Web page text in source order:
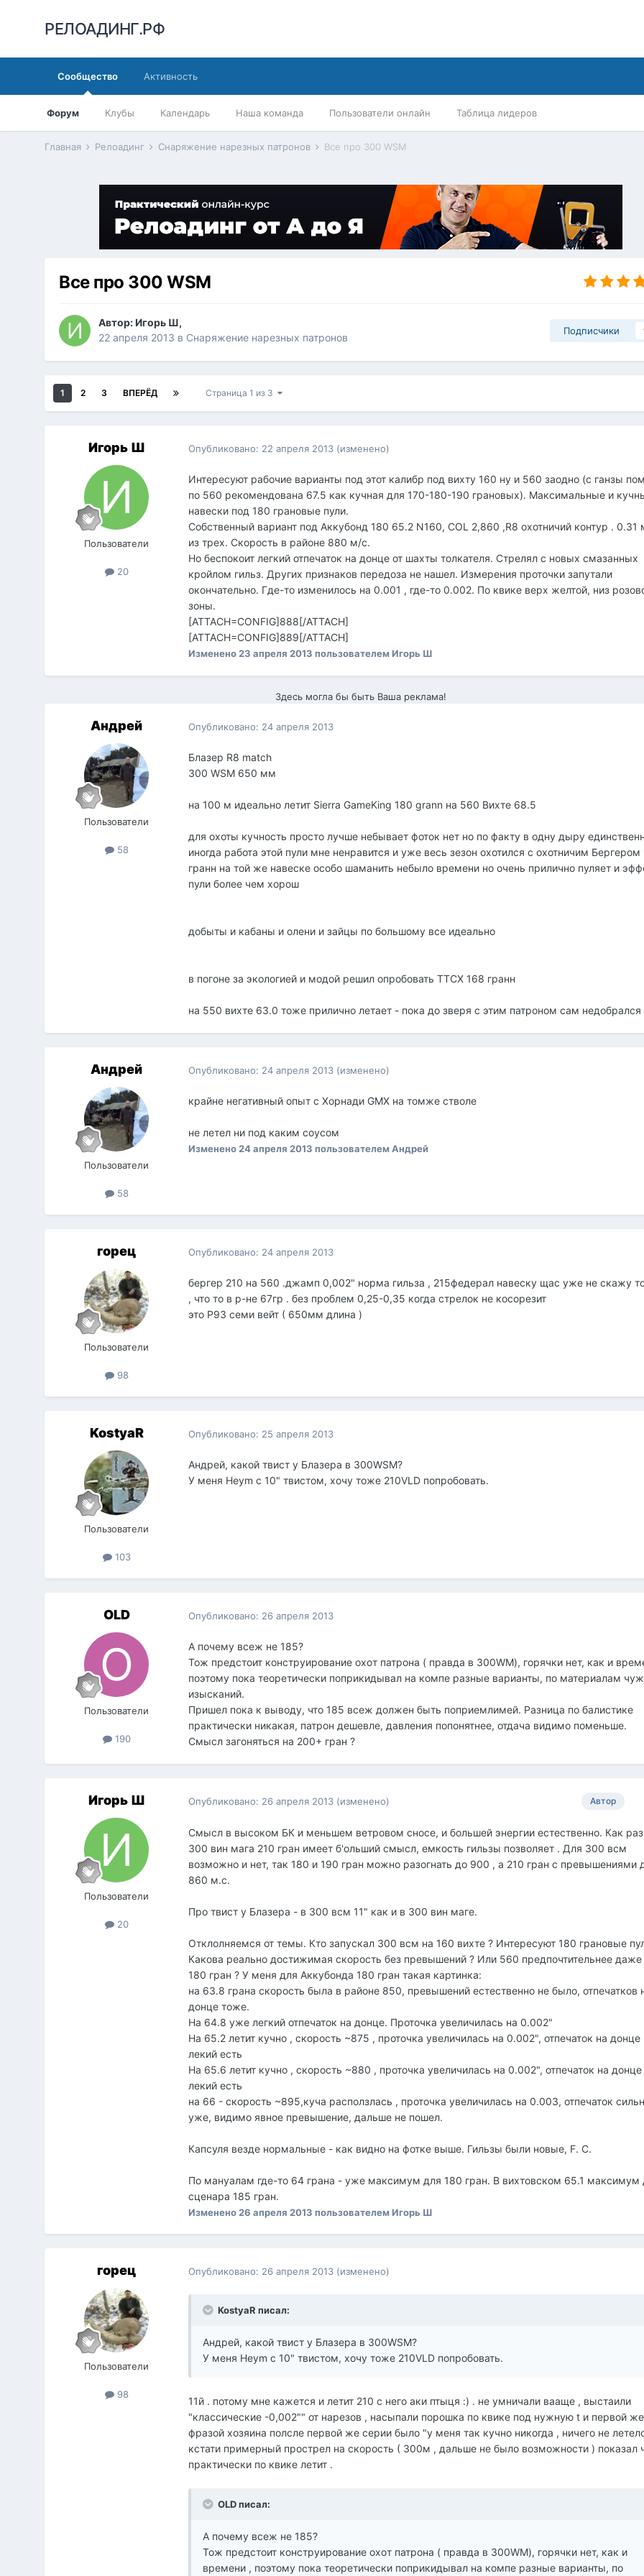
РЕЛОАДИНГ.РФ
Сообщество
Форум Клубы Календарь Наша команда Пользователи онлайн Таблица лидеров
Активность
Главная Релоадинг Снаряжение нарезных патронов Все про 300 WSM
Все про 300 WSM
Автор:Игорь Ш,
22 апреля 2013 в Снаряжение нарезных патронов
Подписчики
1 2 3 ВПЕРЁД Страница 1 из 3
Игорь Ш
Пользователи
20
Опубликовано: 22 апреля 2013 (изменено)
Интересуют рабочие варианты под этот калибр под вихту 160 ну и 560 заодно (с ганзы
по 560 рекомендована 67.5 как кучная для 170-180-190 грановых). Максимальные и
навески под 180 грановые пули.
Собственный вариант под Аккубонд 180 65.2 N160, COL 2,860 ,R8 охотничий контур . 0.31
из трех. Скорость в районе 880 м/с.
Но беспокоит легкий отпечаток на донце от шахты толкателя. Стрелял с новых смазанных
кройлом гильз. Других признаков передоза не нашел. Измерения проточки запутали
окончательно. Где-то изменилось на 0.001 , где-то 0.002. По квике верх желтой, низ
зоны.
[ATTACH=CONFIG]888[/ATTACH]
[ATTACH=CONFIG]889[/ATTACH]
Изменено23 апреля 2013 пользователем Игорь Ш
Здесь могла бы быть Ваша реклама!
Андрей
Пользователи
58
Опубликовано: 24 апреля 2013
Блазер R8 match
300 WSM 650 мм
на 100 м идеально летит Sierra GameKing 180 grann на 560 Вихте 68.5
для охоты кучность просто лучше небывает фоток нет но по факту в одну дыру
иногда работа этой пули мне ненравится и уже весь зезон охотился с охотничим Бергером
гранн на той же навеске особо шаманить небыло времени но очень прилично пуляет и
пули более чем хорош
добыты и кабаны и олени и зайцы по большому все идеально
в погоне за экологией и модой решил опробовать ТТСX 168 гранн
на 550 вихте 63.0 тоже прилично летает - пока до зверя с этим патроном сам недобрался
Андрей
Пользователи
58
Опубликовано: 24 апреля 2013 (изменено)
крайне негативный опыт с Хорнади GMX на томже стволе
не летел ни под каким соусом
Изменено24 апреля 2013 пользователем Андрей
горец
Пользователи
98
Опубликовано: 24 апреля 2013
бергер 210 на 560 .джамп 0,002" норма гильза , 215федерал навеску щас уже не скажу
, что то в р-не 67гр . без проблем 0,25-0,35 когда стрелок не косорезит
это Р93 семи вейт ( 650мм длина )
KostyaR
Пользователи
103
Опубликовано: 25 апреля 2013
Андрей, какой твист у Блазера в 300WSM?
У меня Heym с 10" твистом, хочу тоже 210VLD попробовать.
OLD
Пользователи
190
Опубликовано: 26 апреля 2013
А почему всеж не 185?
Тож предстоит конструирование охoт патрона ( правда в 300WM), горячки нет, как и
поэтому пока теоретически поприкидывал на компе разные варианты, по материалам
изысканий.
Пришел пока к выводу, что 185 всеж должен быть поприемлимей. Разница по балистике
практически никакая, патрон дешевле, давления попонятнее, отдача видимо поменьше.
Смысл загоняться на 200+ гран ?
Игорь Ш
Пользователи
20
Автор
Опубликовано: 26 апреля 2013 (изменено)
Смысл в высоком БК и меньшем ветровом сносе, и большей энергии естественно. Как
300 вин мага 210 гран имеет б'ольший смысл, емкость гильзы позволяет . Для 300 всм
возможно и нет, так 180 и 190 гран можно разогнать до 900 , а 210 гран с превышениями
860 м.с.
Про твист у Блазера - в 300 всм 11" как и в 300 вин маге.
Отклолняемся от темы. Кто запускал 300 всм на 160 вихте ? Интересуют 180 грановые
Какова реально достижимая скорость без превышений ? Или 560 предпочтительнее
180 гран ? У меня для Аккубонда 180 гран такая картинка:
на 63.8 грана скорость была в районе 850, превышений естественно не было, отпечатков
донце тоже.
На 64.8 уже легкий отпечаток на донце. Проточка увеличилась на 0.002"
На 65.2 летит кучно , скорость ~875 , проточка увеличилась на 0.002", отпечаток на донце
лекий есть
На 65.6 летит кучно , скорость ~880 , проточка увеличилась на 0.002", отпечаток на донце
лекий есть
на 66 - скорость ~895,куча расползлась , проточка увеличилась на 0.003, отпечаток
уже, видимо явное превышение, дальше не пошел.
Капсуля везде нормальные - как видно на фотке выше. Гильзы были новые, F. C.
По мануалам где-то 64 грана - уже максимум для 180 гран. В вихтовском 65.1 максимум
сценара 185 гран.
Изменено 26 апреля 2013 пользователем Игорь Ш
горец
Пользователи
98
Опубликовано: 26 апреля 2013 (изменено)
KostyaR писал:
Андрей, какой твист у Блазера в 300WSM?
У меня Heym с 10" твистом, хочу тоже 210VLD попробовать.
11й . потому мне кажется и летит 210 с него аки птыця :) . не умничали вааще , выстаили
"классические -0,002"" от нарезов , насыпали порошка по квике под нужную t и первой же
фразой хозяина полсле первой же серии было "у меня так кучно никогда , ничего не
кстати примерный прострел на скорость ( 300м , дальше не было возможности ) показал
практически по квике летит .
OLD писал:
А почему всеж не 185?
Тож предстоит конструирование охoт патрона ( правда в 300WM), горячки нет, как и
времени , поэтому пока теоретически поприкидывал на компе разные варианты, по